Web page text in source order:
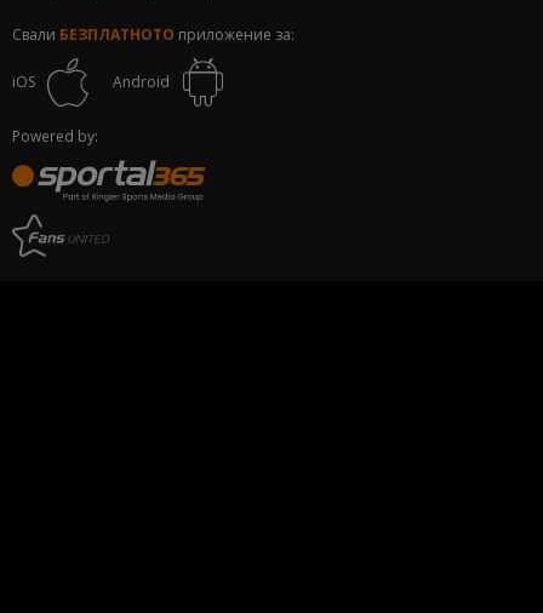
Свали БЕЗПЛАТНОТО приложение за:
iOS Android
Powered by: